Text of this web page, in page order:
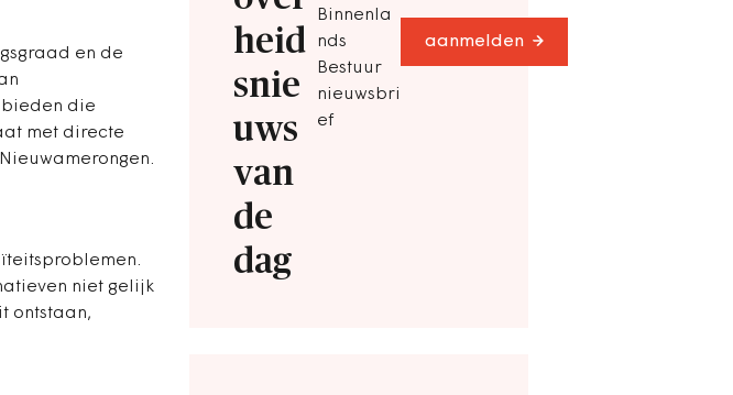
heid
snie
uws
van
de
dag
Binnenla
nds
Bestuur
nieuwsbri
ef
aanmelden
en de
bieden die
met directe
niet gelijk
ontstaan,